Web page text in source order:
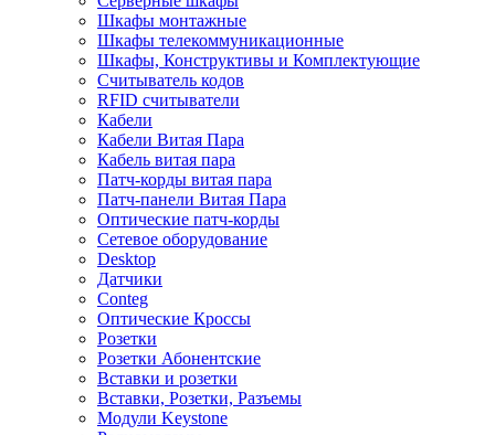
Шкафы монтажные
Шкафы телекоммуникационные
Шкафы, Конструктивы и Комплектующие
Считыватель кодов
RFID считыватели
Кабели
Кабели Витая Пара
Кабель витая пара
Патч-корды витая пара
Патч-панели Витая Пара
Оптические патч-корды
Сетевое оборудование
Desktop
Датчики
Conteg
Оптические Кроссы
Розетки
Розетки Абонентские
Вставки и розетки
Вставки, Розетки, Разъемы
Модули Keystone